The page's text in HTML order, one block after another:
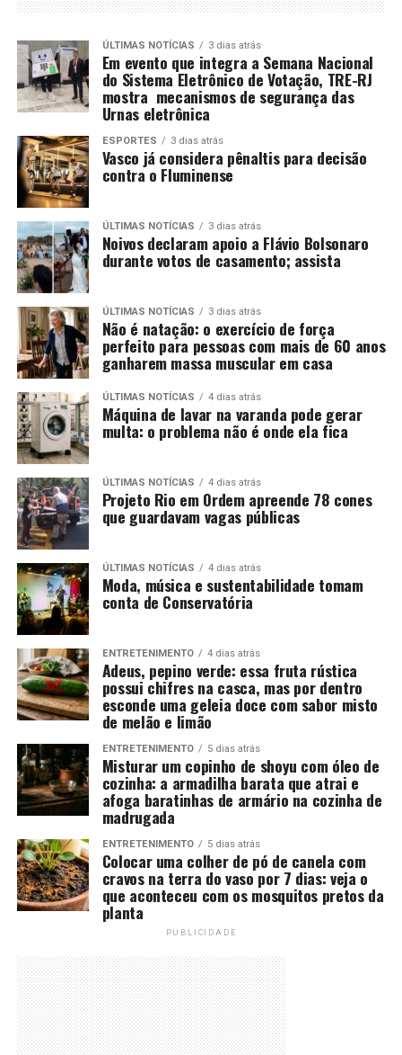
ÚLTIMAS NOTÍCIAS 3 dias atrás
Em evento que integra a Semana Nacional
do Sistema Eletrônico de Votação, TRE-RJ
mostra mecanismos de segurança das
Urnas eletrônica
ESPORTES 3 dias atrás
Vasco já considera pênaltis para decisão
contra o Fluminense
ÚLTIMAS NOTÍCIAS 3 dias atrás
Noivos declaram apoio a Flávio Bolsonaro
durante votos de casamento; assista
ÚLTIMAS NOTÍCIAS 3 dias atrás
Não é natação: o exercício de força
perfeito para pessoas com mais de 60 anos
ganharem massa muscular em casa
ÚLTIMAS NOTÍCIAS 4 dias atrás
Máquina de lavar na varanda pode gerar
multa: o problema não é onde ela fica
ÚLTIMAS NOTÍCIAS 4 dias atrás
Projeto Rio em Ordem apreende 78 cones
que guardavam vagas públicas
ÚLTIMAS NOTÍCIAS 4 dias atrás
Moda, música e sustentabilidade tomam
conta de Conservatória
ENTRETENIMENTO 4 dias atrás
Adeus, pepino verde: essa fruta rústica
possui chifres na casca, mas por dentro
esconde uma geleia doce com sabor misto
de melão e limão
ENTRETENIMENTO 5 dias atrás
Misturar um copinho de shoyu com óleo de
cozinha: a armadilha barata que atrai e
afoga baratinhas de armário na cozinha de
madrugada
ENTRETENIMENTO 5 dias atrás
Colocar uma colher de pó de canela com
cravos na terra do vaso por 7 dias: veja o
que aconteceu com os mosquitos pretos da
planta
PUBLICIDADE